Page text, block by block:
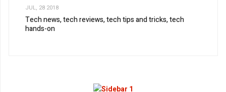
JUL, 28 2018
Tech news, tech reviews, tech tips and tricks, tech
hands-on